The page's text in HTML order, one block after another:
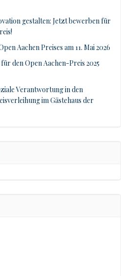
gestalten: Jetzt bewerben für
Aachen Preises am 11. Mai 2026
den Open Aachen-Preis 2025
Verantwortung in den
im Gästehaus der